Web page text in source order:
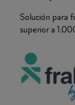
Solución para
superior a